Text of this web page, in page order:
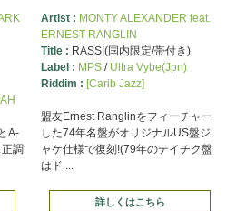
A-
調
Artist : MONTY ALEXANDER feat.
ERNEST RANGLIN
Title : RASS!(国内限定/帯付き)
Label : MPS/ Ultra Vybe(Jpn)
Riddim : [Carib Jazz]
盟友Ernest Ranglinをフィーチャー
した74年名盤がオリジナルUS盤ジ
ャケ仕様で復刻!(79年のテイチク盤
はド ...
詳しくはこちら